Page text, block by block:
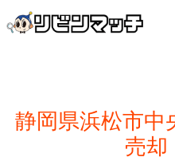
静岡県浜松市
売却